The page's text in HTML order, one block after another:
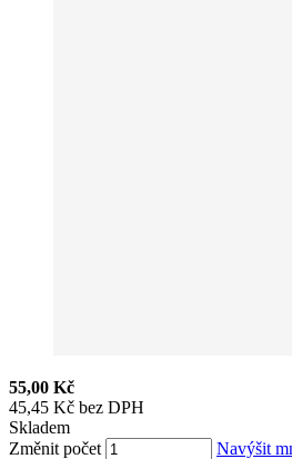
55,00 Kč
45,45 Kč bez DPH
Skladem
Změnit počet
Navýšit